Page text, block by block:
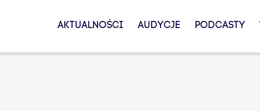
AKTUALNOŚCI AUDYCJE PODCASTY